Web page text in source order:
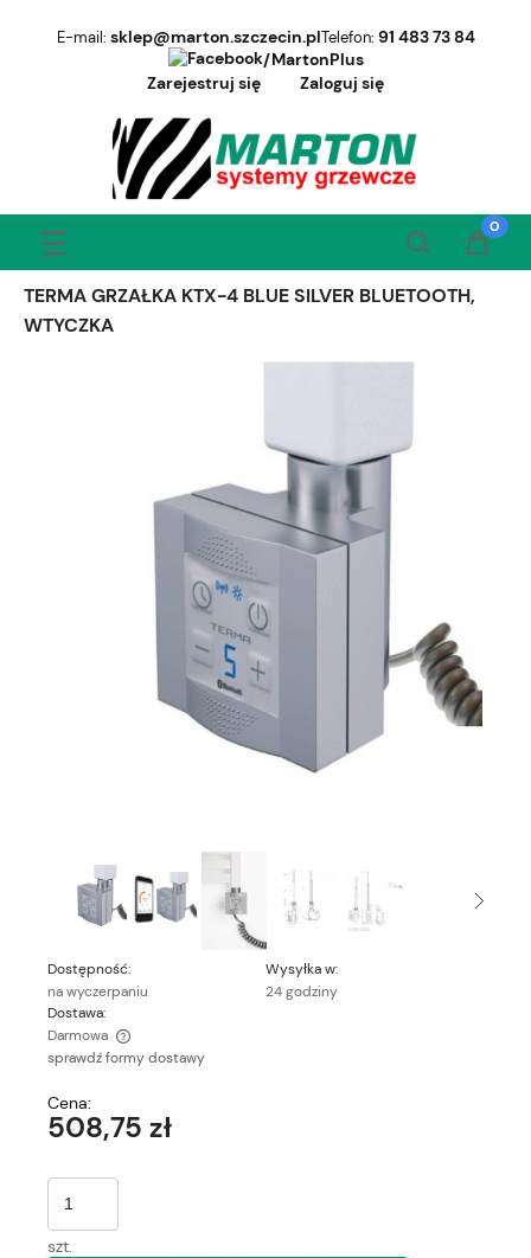
E-mail: sklep@marton.szczecin.plTelefon: 91 483 73 84
/MartonPlus
Zarejestruj się
Zaloguj się
TERMA GRZAŁKA KTX-4 BLUE SILVER BLUETOOTH,
WTYCZKA
Dostępność:
na wyczerpaniu
Wysyłka w:
24 godziny
Dostawa:
Darmowa
Cena nie zawiera ewentualnych kosztów płatności
sprawdź formy dostawy
Cena:
508,75 zł
szt.